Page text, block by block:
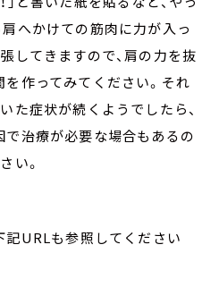
へかけての筋肉に力が入っ
してきますので、肩の力を抜
作ってみてください。それ
た症状が続くようでしたら、
治療が必要な場合もあるの
い。
記URLも参照してください